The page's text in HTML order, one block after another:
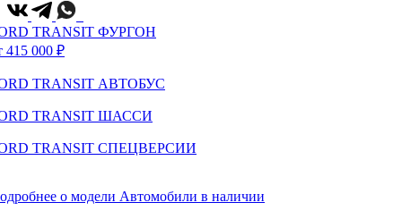
TRANSIT ФУРГОН
415 000 ₽
TRANSIT АВТОБУС
TRANSIT ШАССИ
TRANSIT СПЕЦВЕРСИИ
о модели Автомобили в наличии